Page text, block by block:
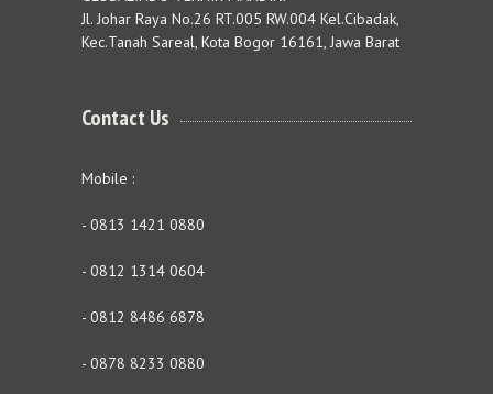
Jl. Johar Raya No.26 RT.005 RW.004 Kel.Cibadak,
Kec.Tanah Sareal, Kota Bogor 16161, Jawa Barat
Contact Us
Mobile :
- 0813 1421 0880
- 0812 1314 0604
- 0812 8486 6878
- 0878 8233 0880